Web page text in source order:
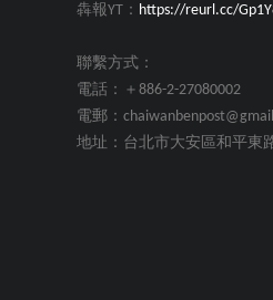
犇報YT： https://reurl.cc/
聯繫方式：
電話：＋886-2-27080002
電郵：
地址：台北市大安區和平東